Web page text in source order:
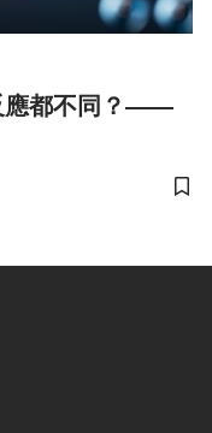
應都不同？——
儲